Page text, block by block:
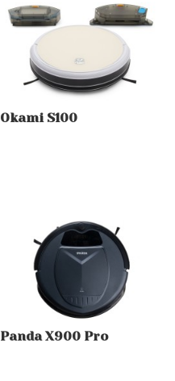
Okami S100
Panda X900 Pro